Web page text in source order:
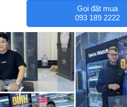
Gọi đặt mua
093 189 2222